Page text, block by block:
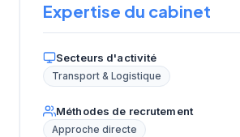
Expertise du cabinet
Secteurs d'activité
Transport & Logistique
Méthodes de recrutement
Approche directe